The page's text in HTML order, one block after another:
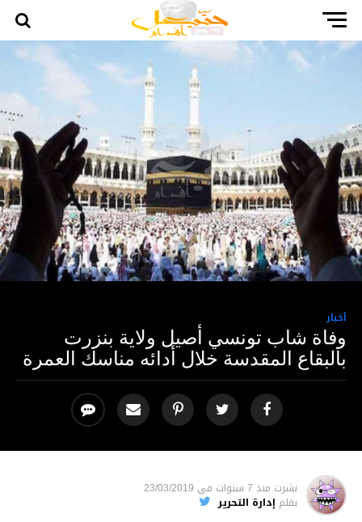
أخبار
وفاة شاب تونسي أصيل ولاية بنزرت
بالبقاع المقدسة خلال أدائه مناسك العمرة
نشرت منذ 7 سنوات فى 23/03/2019
بقلم إدارة التحرير